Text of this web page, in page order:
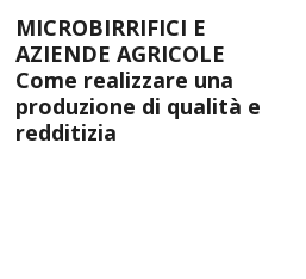
MICROBIRRIFICI E
AZIENDE AGRICOLE
Come realizzare una
produzione di qualità e
redditizia